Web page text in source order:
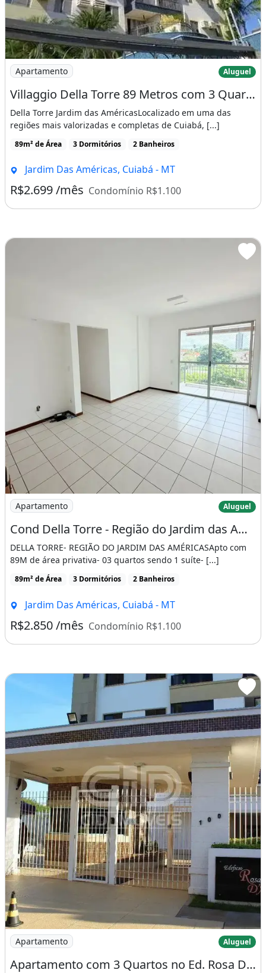
Imagem: Villaggio Della Torre 89 Metros com 3 Quartos
Apartamento Aluguel
Villaggio Della Torre 89 Metros com 3 Quartos - Jardim das Américas
Della Torre Jardim das AméricasLocalizado em uma das
regiões mais valorizadas e completas de Cuiabá, [...]
89m² de Área 3 Dormitórios 2 Banheiros
Jardim Das Américas, Cuiabá - MT
R$2.699 /mês Condomínio R$1.100
Imagem: Cond Della Torre - Região do Jardim das
Apartamento Aluguel
Cond Della Torre - Região do Jardim das Américas - 02 Vagas
DELLA TORRE- REGIÃO DO JARDIM DAS AMÉRICASApto com
89M de área privativa- 03 quartos sendo 1 suíte- [...]
89m² de Área 3 Dormitórios 2 Banheiros
Jardim Das Américas, Cuiabá - MT
R$2.850 /mês Condomínio R$1.100
Imagem: Apartamento com 3 Quartos no Ed. Rosa D
Apartamento Aluguel
Apartamento com 3 Quartos no Ed. Rosa D Amp Apos América